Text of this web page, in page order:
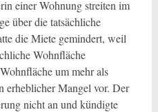
einer Wohnung streiten im
über die tatsächliche
die Miete gemindert, weil
Wohnfläche
um mehr als
erheblicher Mangel vor. Der
nicht an und kündigte